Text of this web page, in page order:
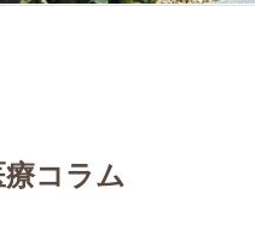
コラム